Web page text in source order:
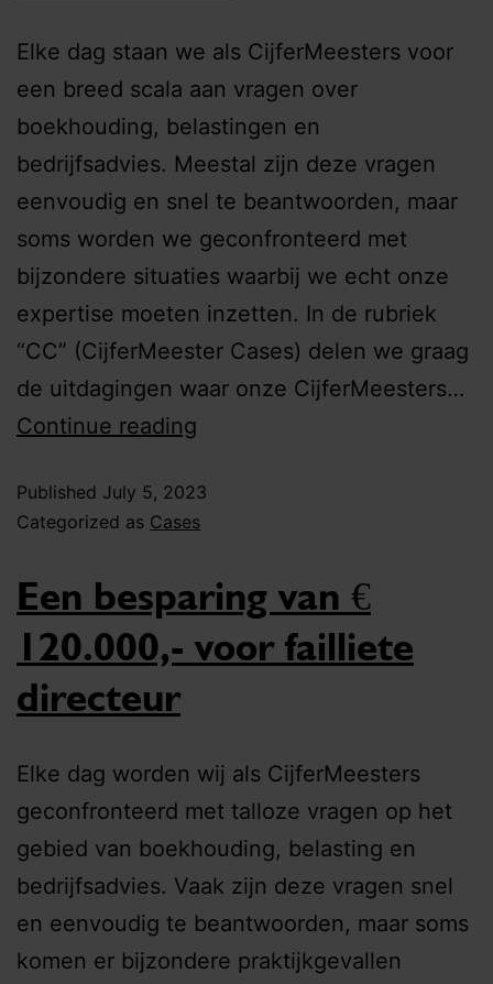
Elke dag staan we als CijferMeesters voor
een breed scala aan vragen over
boekhouding, belastingen en
bedrijfsadvies. Meestal zijn deze vragen
eenvoudig en snel te beantwoorden, maar
soms worden we geconfronteerd met
bijzondere situaties waarbij we echt onze
expertise moeten inzetten. In de rubriek
“CC” (CijferMeester Cases) delen we graag
de uitdagingen waar onze CijferMeesters…
Continue reading
Published July 5, 2023
Categorized as Cases
Een besparing van €
120.000,- voor failliete
directeur
Elke dag worden wij als CijferMeesters
geconfronteerd met talloze vragen op het
gebied van boekhouding, belasting en
bedrijfsadvies. Vaak zijn deze vragen snel
en eenvoudig te beantwoorden, maar soms
komen er bijzondere praktijkgevallen